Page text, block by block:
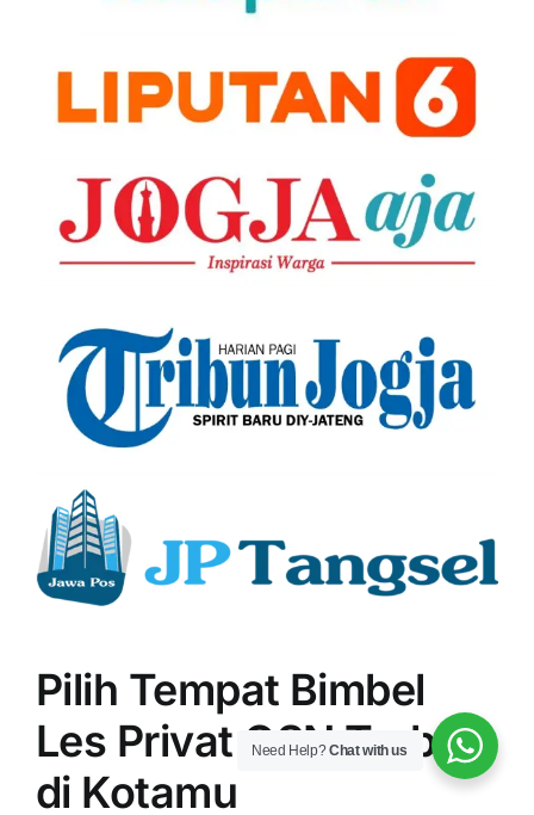
Pilih Tempat Bimbel
Les Privat OSN Terbaik
di Kotamu
Need Help?Chat with us